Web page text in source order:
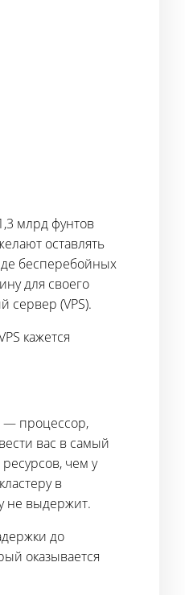
млрд фунтов
оставлять
бесперебойных
для своего
сервер (VPS).
кажется
— процессор,
вас в самый
чем у
в
не выдержит.
до
оказывается